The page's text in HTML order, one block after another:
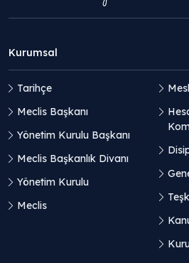
Kurumsal
Tarihçe
Meclis Başkanı
Yönetim Kurulu Başkanı
Meclis Başkanlık Divanı
Yönetim Kurulu
Meclis